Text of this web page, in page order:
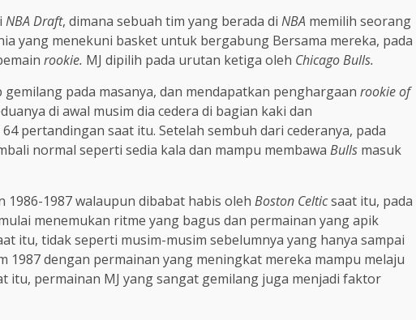
NBA Draft, dimana sebuah tim yang berada di NBA memilih seorang
yang menekuni basket untuk bergabung Bersama mereka, pada
rookie. MJ dipilih pada urutan ketiga oleh Chicago Bulls.
gemilang pada masanya, dan mendapatkan penghargaan rookie of
di awal musim dia cedera di bagian kaki dan
pertandingan saat itu. Setelah sembuh dari cederanya, pada
normal seperti sedia kala dan mampu membawa Bulls masuk
1987 walaupun dibabat habis oleh Boston Celticsaat itu, pada
menemukan ritme yang bagus dan permainan yang apik
itu, tidak seperti musim-musim sebelumnya yang hanya sampai
1987 dengan permainan yang meningkat mereka mampu melaju
itu, permainan MJ yang sangat gemilang juga menjadi faktor